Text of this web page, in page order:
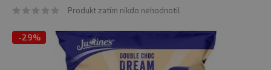
Produkt zatím nikdo nehodnotil
-29%